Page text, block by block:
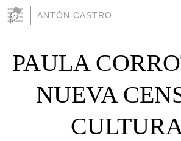
ANTÓN CASTRO
PAULA
NUEVA